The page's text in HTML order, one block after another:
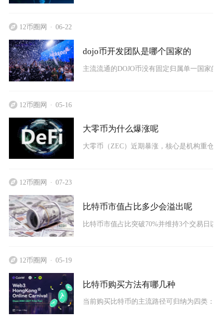
12币圈网 06-22
dojo币开发团队是哪个国家的
主流流通的DOJO币没有固定归属单一国家
12币圈网 05-16
大零币为什么爆涨呢
大零币（ZEC）近期暴涨，核心是机构重仓
12币圈网 07-23
比特币市值占比多少会溢出呢
比特币市值占比突破70%并维持3个交易日
12币圈网 05-19
比特币购买方法有哪几种
当前购买比特币的主流路径可归纳为四类：